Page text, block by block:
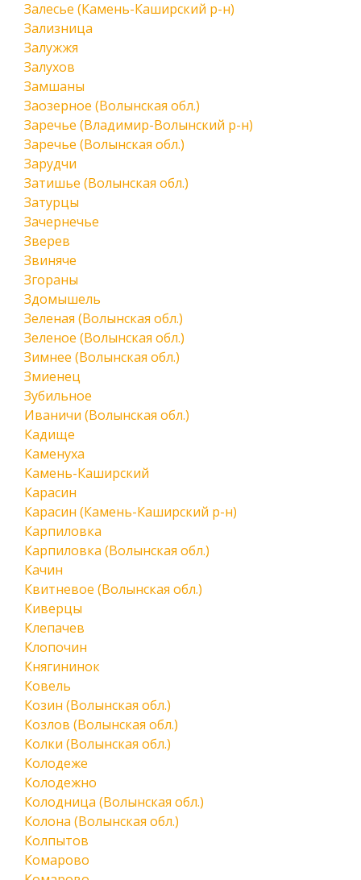
Залесье (Камень-Каширский р-н)
Зализница
Залужжя
Залухов
Замшаны
Заозерное (Волынская обл.)
Заречье (Владимир-Волынский р-н)
Заречье (Волынская обл.)
Зарудчи
Затишье (Волынская обл.)
Затурцы
Зачернечье
Зверев
Звиняче
Згораны
Здомышель
Зеленая (Волынская обл.)
Зеленое (Волынская обл.)
Зимнее (Волынская обл.)
Змиенец
Зубильное
Иваничи (Волынская обл.)
Кадище
Каменуха
Камень-Каширский
Карасин
Карасин (Камень-Каширский р-н)
Карпиловка
Карпиловка (Волынская обл.)
Качин
Квитневое (Волынская обл.)
Киверцы
Клепачев
Клопочин
Княгининок
Ковель
Козин (Волынская обл.)
Козлов (Волынская обл.)
Колки (Волынская обл.)
Колодеже
Колодежно
Колодница (Волынская обл.)
Колона (Волынская обл.)
Колпытов
Комарово